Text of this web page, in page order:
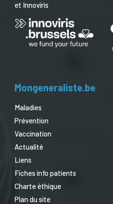
et Innoviris
Mongeneraliste.be
Maladies
Prévention
Vaccination
Actualité
Liens
Fiches info patients
Charte éthique
Plan du site